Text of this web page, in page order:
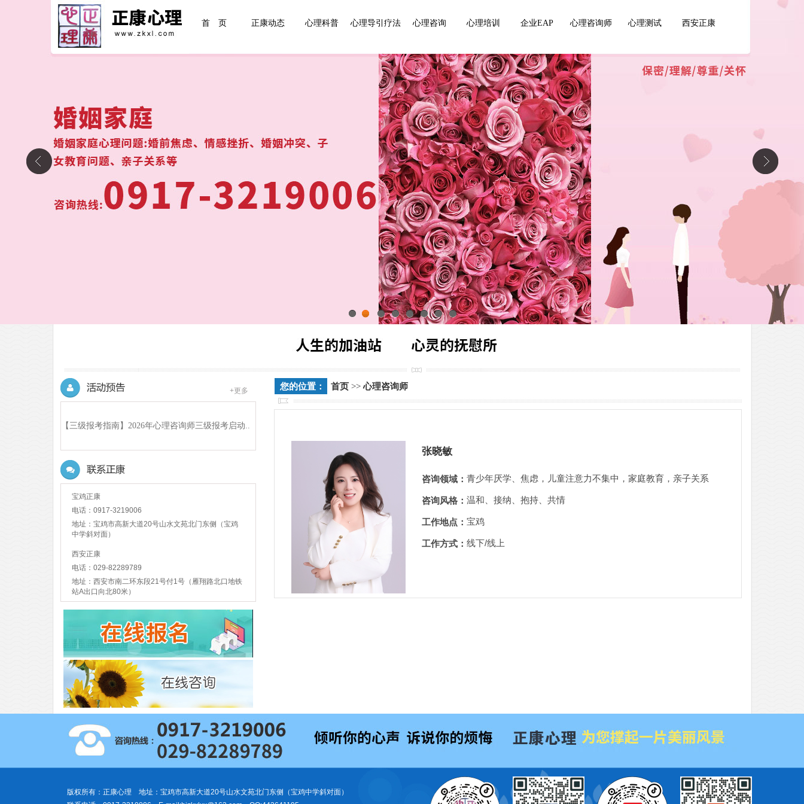
3 4 5 6 7 8
首 页 正康动态 心理科普 心理导引疗法 心理咨询 心理培训 企业EAP 心理咨询师 心理测试 西安正康
+更多
【三级报考指南】2026年心理咨询师三级报考启动..
宝鸡正康
电话：0917-3219006
地址：宝鸡市高新大道20号山水文苑北门东侧（宝鸡
中学斜对面）
西安正康
电话：029-82289789
地址：西安市南二环东段21号付1号（雁翔路北口地铁
站A出口向北80米）
您的位置： 首页 >>心理咨询师
张晓敏
咨询领域： 青少年厌学、焦虑，儿童注意力不集中，家庭教育，亲子关系
咨询风格： 温和、接纳、抱持、共情
工作地点： 宝鸡
工作方式： 线下/线上
版权所有： 正康心理 地址：宝鸡市高新大道20号山水文苑北门东侧（宝鸡中学斜对面）